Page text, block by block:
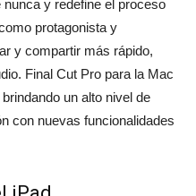
y redefine el proceso
protagonista y
y compartir más rápido,
Final Cut Pro para la Mac
un alto nivel de
con nuevas funcionalidades